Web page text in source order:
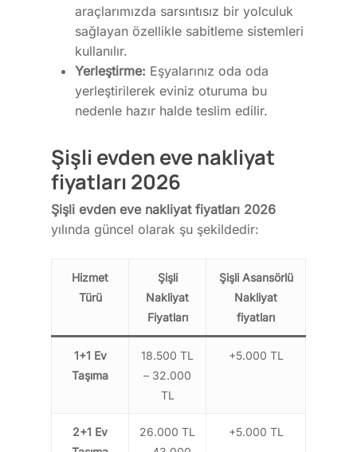
araçlarımızda sarsıntısız bir yolculuk
sağlayan özellikle sabitleme sistemleri
kullanılır.
Yerleştirme: Eşyalarınız oda oda
yerleştirilerek eviniz oturuma bu
nedenle hazır halde teslim edilir.
Şişli evden eve nakliyat
fiyatları 2026
Şişli evden eve nakliyat fiyatları 2026
yılında güncel olarak şu şekildedir:
Hizmet
Türü
Şişli
Nakliyat
Fiyatları
Şişli Asansörlü
Nakliyat
fiyatları
1+1 Ev
Taşıma
18.500 TL
– 32.000
TL
+5.000 TL
2+1 Ev
26.000 TL
+5.000 TL